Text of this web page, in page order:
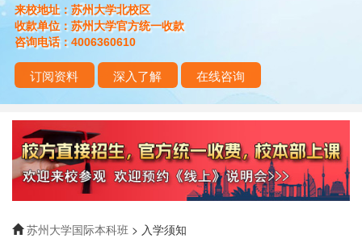
来校地址：苏州大学北校区
收款单位：苏州大学官方统一收款
咨询电话：4006360610
订阅资料 深入了解 在线咨询
苏州大学国际本科班 > 入学须知